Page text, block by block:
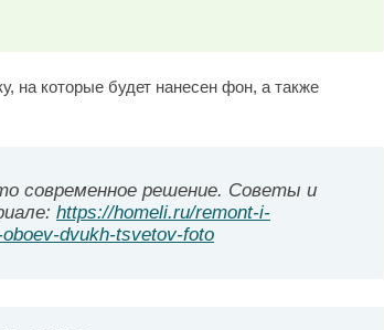
на которые будет нанесен фон, а также
современное решение. Советы и
https://homeli.ru/remont-i-
dvukh-tsvetov-foto